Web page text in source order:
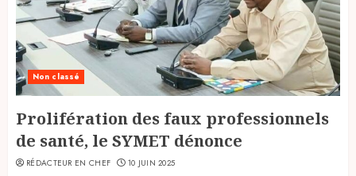
Non classé
Prolifération des faux professionnels
de santé, le SYMET dénonce
RÉDACTEUR EN CHEF 10 JUIN 2025